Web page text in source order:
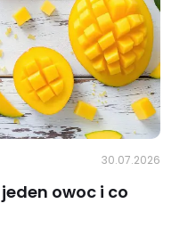
30.07.2026
owoc i co